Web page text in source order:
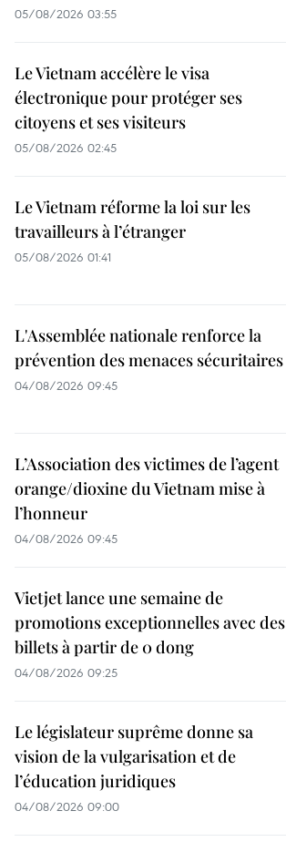
05/08/2026 03:55
Le Vietnam accélère le visa
électronique pour protéger ses
citoyens et ses visiteurs
05/08/2026 02:45
Le Vietnam réforme la loi sur les
travailleurs à l’étranger
05/08/2026 01:41
L'Assemblée nationale renforce la
prévention des menaces sécuritaires
04/08/2026 09:45
L’Association des victimes de l’agent
orange/dioxine du Vietnam mise à
l’honneur
04/08/2026 09:45
Vietjet lance une semaine de
promotions exceptionnelles avec des
billets à partir de 0 dong
04/08/2026 09:25
Le législateur suprême donne sa
vision de la vulgarisation et de
l’éducation juridiques
04/08/2026 09:00